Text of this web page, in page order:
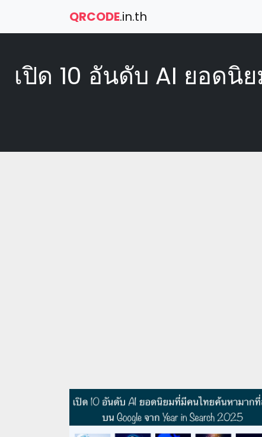
QRCODE.in.th
เปิด 10 อันดับ AI ยอด